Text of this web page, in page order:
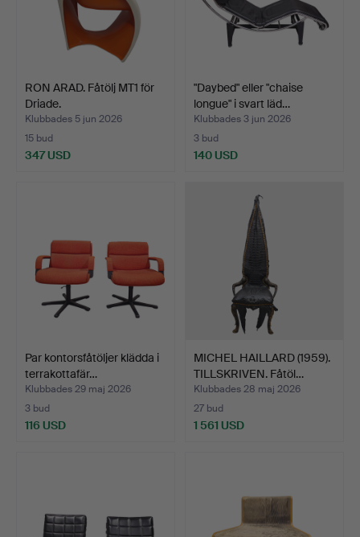
RON ARAD. Fåtölj MT1 för
Driade.
Klubbades 5 jun 2026
15 bud
347 USD
"Daybed" eller "chaise
longue" i svart läd…
Klubbades 3 jun 2026
3 bud
140 USD
Par kontorsfåtöljer klädda i
terrakottafär…
Klubbades 29 maj 2026
3 bud
116 USD
MICHEL HAILLARD (1959).
TILLSKRIVEN. Fåtöl…
Klubbades 28 maj 2026
27 bud
1 561 USD